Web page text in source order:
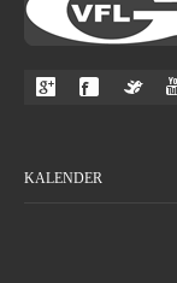
KALENDER